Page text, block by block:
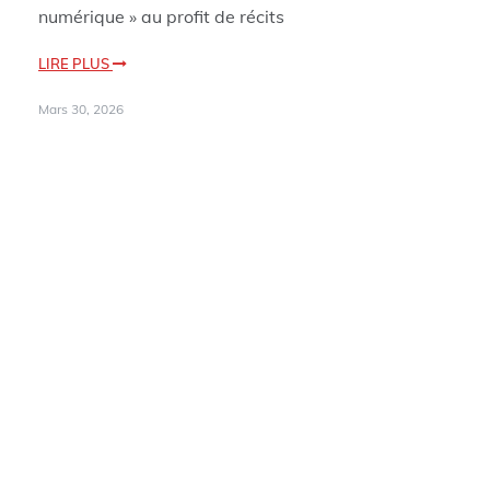
numérique » au profit de récits
LIRE PLUS
Mars 30, 2026